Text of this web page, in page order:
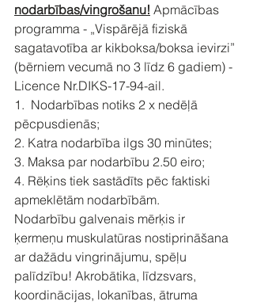
nodarbības/vingrošanu! Apmācības
programma - „Vispārējā fiziskā
sagatavotība ar kikboksa/boksa ievirzi”
(bērniem vecumā no 3 līdz 6 gadiem) -
Licence Nr.DIKS-17-94-ail.
1.  Nodarbības notiks 2 x nedēļā
pēcpusdienās;
2. Katra nodarbība ilgs 30 minūtes;
3. Maksa par nodarbību 2.50 eiro;
4. Rēķins tiek sastādīts pēc faktiski
apmeklētām nodarbībām.
Nodarbību galvenais mērķis ir
ķermeņu muskulatūras nostiprināšana
ar dažādu vingrinājumu, spēļu
palīdzību! Akrobātika, līdzsvars,
koordinācijas, lokanības, ātruma